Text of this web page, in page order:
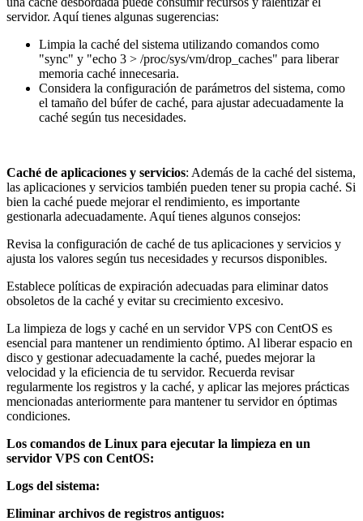
servidor. Aquí tienes algunas sugerencias:
Limpia la caché del sistema utilizando comandos como
"sync" y "echo 3 > /proc/sys/vm/drop_caches" para liberar
memoria caché innecesaria.
Considera la configuración de parámetros del sistema, como
el tamaño del búfer de caché, para ajustar adecuadamente la
caché según tus necesidades.
Caché de aplicaciones y servicios: Además de la caché del sistema,
las aplicaciones y servicios también pueden tener su propia caché. Si
bien la caché puede mejorar el rendimiento, es importante
gestionarla adecuadamente. Aquí tienes algunos consejos:
Revisa la configuración de caché de tus aplicaciones y servicios y
ajusta los valores según tus necesidades y recursos disponibles.
Establece políticas de expiración adecuadas para eliminar datos
obsoletos de la caché y evitar su crecimiento excesivo.
La limpieza de logs y caché en un servidor VPS con CentOS es
esencial para mantener un rendimiento óptimo. Al liberar espacio en
disco y gestionar adecuadamente la caché, puedes mejorar la
velocidad y la eficiencia de tu servidor. Recuerda revisar
regularmente los registros y la caché, y aplicar las mejores prácticas
mencionadas anteriormente para mantener tu servidor en óptimas
condiciones.
Los comandos de Linux para ejecutar la limpieza en un
servidor VPS con CentOS:
Logs del sistema:
Eliminar archivos de registros antiguos: